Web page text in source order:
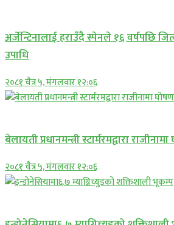
अर्जेन्टिनालाई हराउँदै स्पेनले १६ वर्षपछि
उपाधि
२०८१ चैत्र ५, मंगलवार १२:०६
बेलायती प्रधानमन्त्री स्टार्मरमद्वारा
२०८१ चैत्र ५, मंगलवार १२:०६